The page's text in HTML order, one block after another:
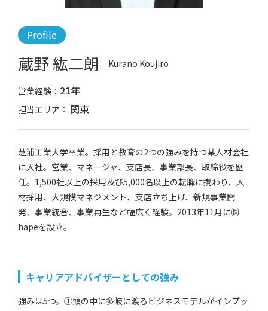
Profile
蔵野 紘二朗 Kurano Koujiro
営業経験： 21年
担当エリア： 関東
芝浦工業大学卒業。採用と教育の2つの強みを持つ某人材会社
に入社。営業、マネージャ、支店長、事業部長、取締役を歴
任。1,500社以上の採用及び5,000名以上の転職に携わり、人
材採用、大規模マネジメント、支店立ち上げ、新規事業開
発、事業統合、事業再生など幅広く経験。2013年11月に㈱
hapeを設立。
キャリアアドバイザーとしての強み
強みは5つ。①頭の中に多岐に渡るビジネスモデルがインプッ